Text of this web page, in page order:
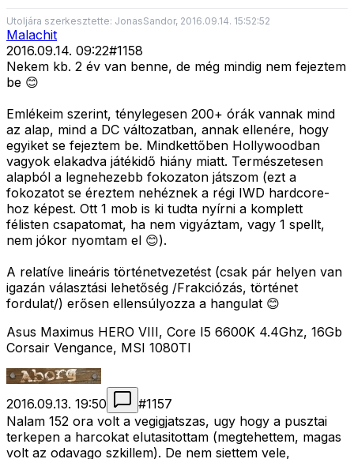
Utoljára szerkesztette: JonasSandor, 2016.09.14. 15:52:52
Malachit
2016.09.14. 09:22#1158
Nekem kb. 2 év van benne, de még mindig nem fejeztem
be 😊
Emlékeim szerint, ténylegesen 200+ órák vannak mind
az alap, mind a DC változatban, annak ellenére, hogy
egyiket se fejeztem be. Mindkettőben Hollywoodban
vagyok elakadva játékidő hiány miatt. Természetesen
alapból a legnehezebb fokozaton játszom (ezt a
fokozatot se éreztem nehéznek a régi IWD hardcore-
hoz képest. Ott 1 mob is ki tudta nyírni a komplett
félisten csapatomat, ha nem vigyáztam, vagy 1 spellt,
nem jókor nyomtam el 😊).
A relatíve lineáris történetvezetést (csak pár helyen van
igazán választási lehetőség /Frakciózás, történet
fordulat/) erősen ellensúlyozza a hangulat 😊
Asus Maximus HERO VIII, Core I5 6600K 4.4Ghz, 16Gb
Corsair Vengance, MSI 1080TI
2016.09.13. 19:50 #1157
Nalam 152 ora volt a vegigjatszas, ugy hogy a pusztai
terkepen a harcokat elutasitottam (megtehettem, magas
volt az odavago szkillem). De nem siettem vele,